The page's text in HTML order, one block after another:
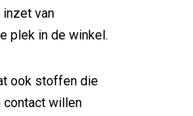
van
plek in de winkel.
ook stoffen die
willen